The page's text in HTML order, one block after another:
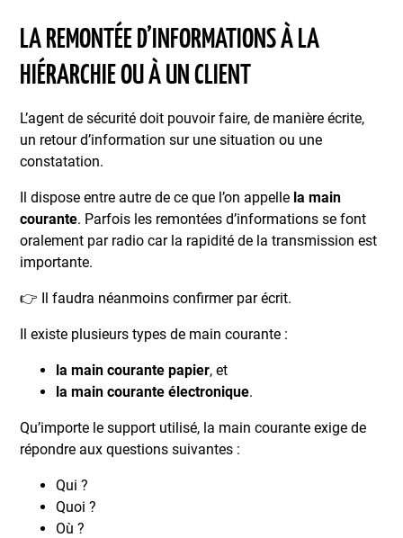
LA REMONTÉE D’INFORMATIONS À LA
HIÉRARCHIE OU À UN CLIENT
L’agent de sécurité doit pouvoir faire, de manière écrite,
un retour d’information sur une situation ou une
constatation.
Il dispose entre autre de ce que l’on appelle la main
courante. Parfois les remontées d’informations se font
oralement par radio car la rapidité de la transmission est
importante.
👉 Il faudra néanmoins confirmer par écrit.
Il existe plusieurs types de main courante :
la main courante papier, et
la main courante électronique.
Qu’importe le support utilisé, la main courante exige de
répondre aux questions suivantes :
Qui ?
Quoi ?
Où ?